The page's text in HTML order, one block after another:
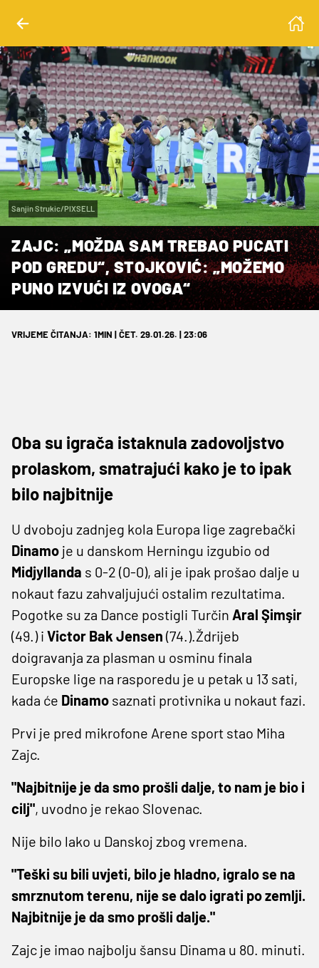
Sanjin Strukic/PIXSELL
ZAJC: „MOŽDA SAM TREBAO PUCATI
POD GREDU“, STOJKOVIĆ: „MOŽEMO
PUNO IZVUĆI IZ OVOGA“
VRIJEME ČITANJA: 1MIN | ČET. 29.01.26. | 23:06
Oba su igrača istaknula zadovoljstvo
prolaskom, smatrajući kako je to ipak
bilo najbitnije
U dvoboju zadnjeg kola Europa lige zagrebački
Dinamo je u danskom Herningu izgubio od
Midjyllanda s 0-2 (0-0), ali je ipak prošao dalje u
nokaut fazu zahvaljujući ostalim rezultatima.
Pogotke su za Dance postigli Turčin Aral Şimşir
(49.) i Victor Bak Jensen (74.).Ždrijeb
doigravanja za plasman u osminu finala
Europske lige na rasporedu je u petak u 13 sati,
kada će Dinamo saznati protivnika u nokaut fazi.
Prvi je pred mikrofone Arene sport stao Miha
Zajc.
"Najbitnije je da smo prošli dalje, to nam je bio i
cilj", uvodno je rekao Slovenac.
Nije bilo lako u Danskoj zbog vremena.
"Teški su bili uvjeti, bilo je hladno, igralo se na
smrznutom terenu, nije se dalo igrati po zemlji.
Najbitnije je da smo prošli dalje."
Zajc je imao najbolju šansu Dinama u 80. minuti.